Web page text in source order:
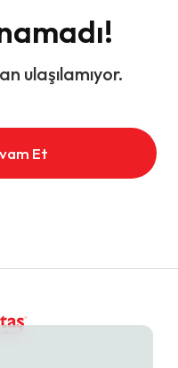
ulaşılamıyor.
Et